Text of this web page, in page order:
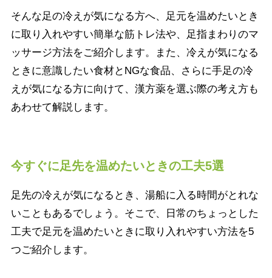
そんな足の冷えが気になる方へ、足元を温めたいとき
に取り入れやすい簡単な筋トレ法や、足指まわりのマ
ッサージ方法をご紹介します。また、冷えが気になる
ときに意識したい食材とNGな食品、さらに手足の冷
えが気になる方に向けて、漢方薬を選ぶ際の考え方も
あわせて解説します。
今すぐに足先を温めたいときの工夫5選
足先の冷えが気になるとき、湯船に入る時間がとれな
いこともあるでしょう。そこで、日常のちょっとした
工夫で足元を温めたいときに取り入れやすい方法を5
つご紹介します。